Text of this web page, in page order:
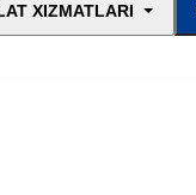
XIZMATLARI